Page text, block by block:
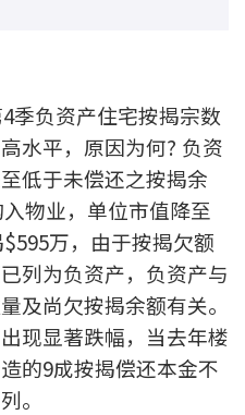
季负资产住宅按揭宗数
水平，原因为何? 负资
低于未偿还之按揭余
物业，单位市值降至
万，由于按揭欠额
列为负资产，负资产与
及尚欠按揭余额有关。
现显著跌幅，当去年楼
的9成按揭偿还本金不
。